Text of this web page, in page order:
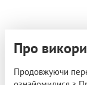
Про
Продовжуючи